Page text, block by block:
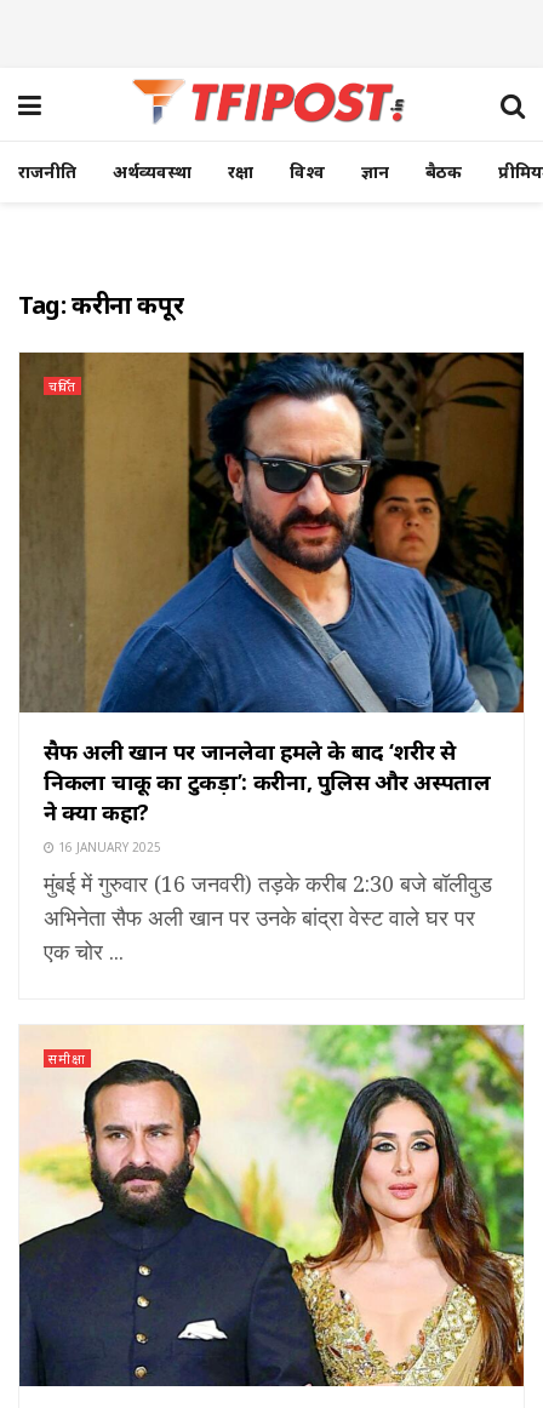
राजनीति अर्थव्यवस्था रक्षा विश्व ज्ञान बैठक
Tag:करीना कपूर
चर्चित
सैफ अली खान पर जानलेवा हमले के बाद ‘शरीर से
निकला चाकू का टुकड़ा’: करीना, पुलिस और अस्पताल
ने क्या कहा?
16 JANUARY 2025
मुंबई में गुरुवार (16 जनवरी) तड़के करीब 2:30 बजे बॉलीवुड
अभिनेता सैफ अली खान पर उनके बांद्रा वेस्ट वाले घर पर
एक चोर ...
समीक्षा